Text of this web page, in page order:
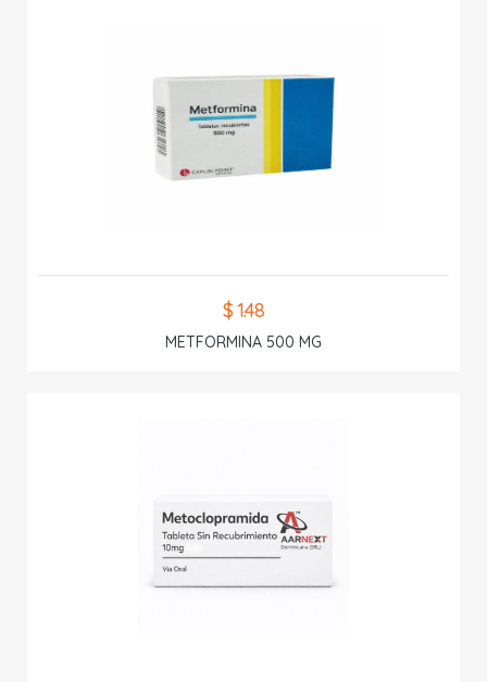
$ 1.48
METFORMINA 500 MG